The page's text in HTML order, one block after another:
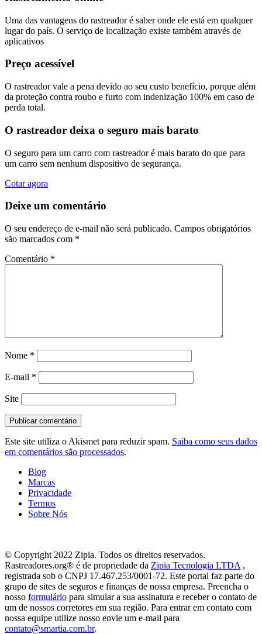
Uma das vantagens do rastreador é saber onde ele está em qualquer
lugar do país. O serviço de localização existe também através de
aplicativos
Preço acessível
O rastreador vale a pena devido ao seu custo benefício, porque além
da proteção contra roubo e furto com indenização 100% em caso de
perda total.
O rastreador deixa o seguro mais barato
O seguro para um carro com rastreador é mais barato do que para
um carro sem nenhum dispositivo de segurança.
Cotar agora
Deixe um comentário
O seu endereço de e-mail não será publicado. Campos obrigatórios
são marcados com *
Comentário *
Nome *
E-mail *
Site
Este site utiliza o Akismet para reduzir spam. Saiba como seus dados
em comentários são processados.
Blog
Marcas
Privacidade
Termos
Sobre Nós
© Copyright 2022 Zipia. Todos os direitos reservados.
Rastreadores.org® é de propriedade da Zipia Tecnologia LTDA ,
registrada sob o CNPJ 17.467.253/0001-72. Este portal faz parte do
grupo de sites de seguros e finanças de nossa empresa. Preencha o
nosso formulário para simular a sua assinatura e receber o contato de
um de nossos corretores em sua região. Para entrar em contato com
nossa equipe utilize nosso envie um e-mail para
contato@smartia.com.br.